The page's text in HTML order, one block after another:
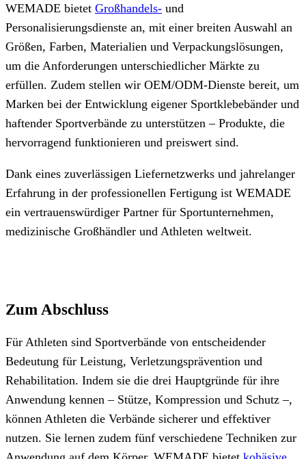
WEMADE bietet Großhandels- und
Personalisierungsdienste an, mit einer breiten Auswahl an
Größen, Farben, Materialien und Verpackungslösungen,
um die Anforderungen unterschiedlicher Märkte zu
erfüllen. Zudem stellen wir OEM/ODM-Dienste bereit, um
Marken bei der Entwicklung eigener Sportklebebänder und
haftender Sportverbände zu unterstützen – Produkte, die
hervorragend funktionieren und preiswert sind.
Dank eines zuverlässigen Liefernetzwerks und jahrelanger
Erfahrung in der professionellen Fertigung ist WEMADE
ein vertrauenswürdiger Partner für Sportunternehmen,
medizinische Großhändler und Athleten weltweit.
Zum Abschluss
Für Athleten sind Sportverbände von entscheidender
Bedeutung für Leistung, Verletzungsprävention und
Rehabilitation. Indem sie die drei Hauptgründe für ihre
Anwendung kennen – Stütze, Kompression und Schutz –,
können Athleten die Verbände sicherer und effektiver
nutzen. Sie lernen zudem fünf verschiedene Techniken zur